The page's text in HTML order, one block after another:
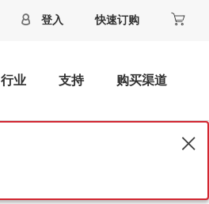
登入 快速订购
行业 支持 购买渠道